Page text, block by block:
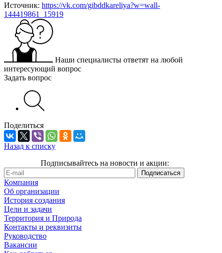
Источник: https://vk.com/gibddkareliya?w=wall-
144419861_15919
Наши специалисты ответят на любой
интересующий вопрос
Задать вопрос
Поделиться
Назад к списку
Подписывайтесь на новости и акции:
Компания
Об организации
История создания
Цели и задачи
Территория и Природа
Контакты и реквизиты
Руководство
Вакансии